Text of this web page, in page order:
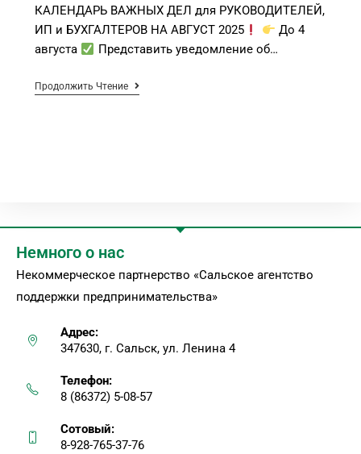
КАЛЕНДАРЬ ВАЖНЫХ ДЕЛ для РУКОВОДИТЕЛЕЙ,
ИП и БУХГАЛТЕРОВ НА АВГУСТ 2025
До 4
августа
Представить уведомление об…
Продолжить Чтение
Немного о нас
Некоммерческое партнерство «Сальское агентство
поддержки предпринимательства»
Адрес:
347630, г. Сальск, ул. Ленина 4
Телефон:
8 (86372) 5-08-57
Сотовый:
8-928-765-37-76